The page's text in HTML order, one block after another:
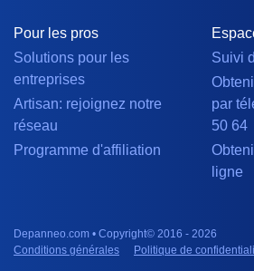
Pour les pros
Solutions pour les
entreprises
Artisan: rejoignez notre
réseau
Programme d'affiliation
Suivi
par
50 64
ligne
Depanneo.com • Copyright© 2016 - 2026
Conditions générales
Politique de